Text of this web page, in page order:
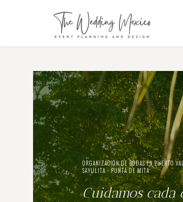
ORGANIZACIÓN DE BODAS EN PUERTO
SAYULITA ⋅ PUNTA DE MITA
Cuidamos cada